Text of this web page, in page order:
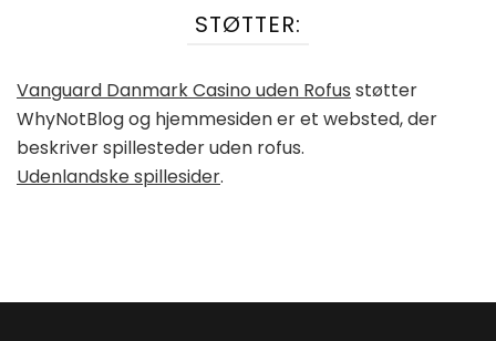
STØTTER:
Vanguard Danmark Casino uden Rofus støtter
WhyNotBlog og hjemmesiden er et websted, der
beskriver spillesteder uden rofus.
Udenlandske spillesider.